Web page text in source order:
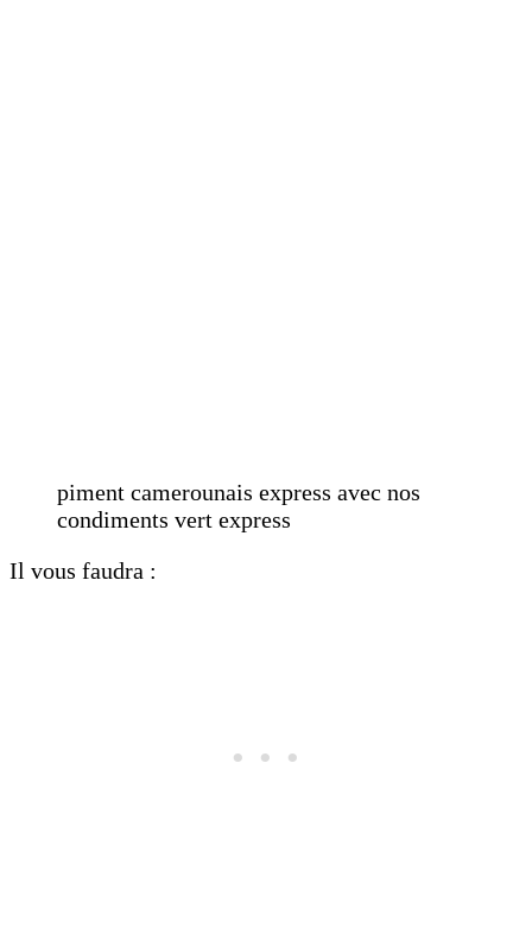
piment camerounais express avec nos
condiments vert express
Il vous faudra :